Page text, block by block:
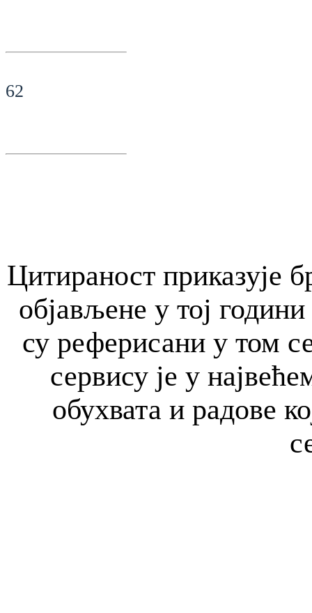
62
Цитираност приказује
објављене у тој
су реферисани у том
сервису је у
обухвата и радове